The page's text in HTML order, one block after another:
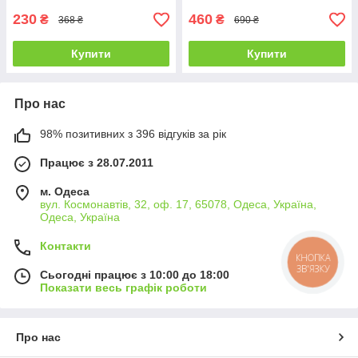
230 ₴ 368 ₴
Купити
460 ₴ 690 ₴
Купити
Про нас
98% позитивних з 396 відгуків за рік
Працює з 28.07.2011
м. Одеса
вул. Космонавтів, 32, оф. 17, 65078, Одеса, Україна,
Одеса, Україна
Контакти
Сьогодні працює з 10:00 до 18:00
Показати весь графік роботи
Про нас
КНОПКА
ЗВ'ЯЗКУ